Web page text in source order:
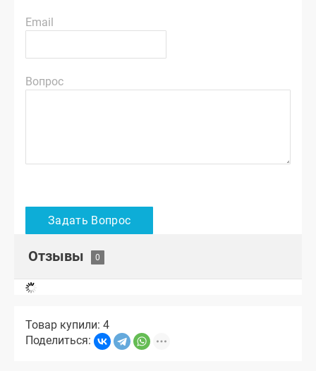
Email
Вопрос
Отзывы
Товар купили: 4
Поделиться: